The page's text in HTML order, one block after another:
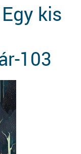
kis
103